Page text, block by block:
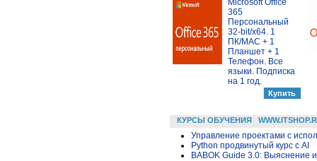
365
Персональный
32-bit/x64. 1
ПК/MAC + 1
Планшет + 1
Телефон. Все
языки. Подписка
на 1 год.
КУРСЫ ОБУЧЕНИЯ
Управление проектами с
Python продвинутый курс с AI
BABOK Guide 3.0: Выяснение